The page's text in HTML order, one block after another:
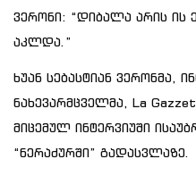
ვერონი: “დიბალა არის ის
აკლდა.”
ხუან სებასტიან ვერონმა,
ნახევარმცველმა, La
მიცემულ ინტერვიუში
“ნერაძურში” გადასვლაზე.